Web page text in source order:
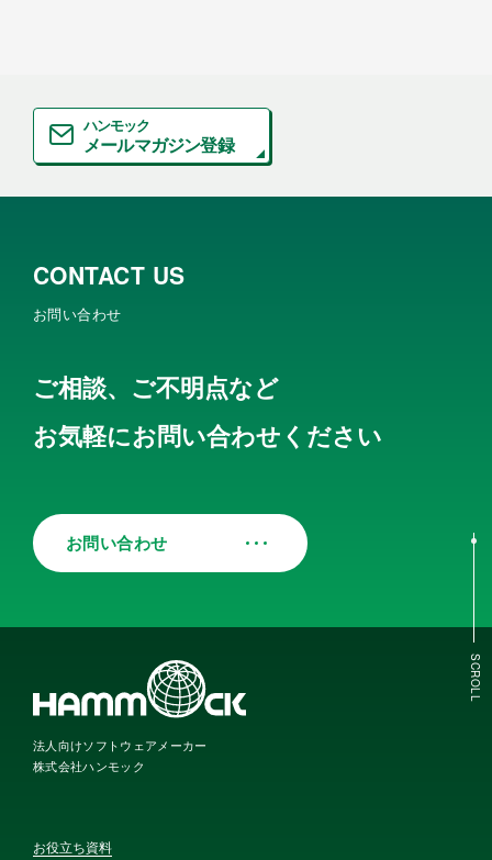
ハンモック
メールマガジン登録
CONTACT US
お問い合わせ
ご相談、ご不明点など
お気軽にお問い合わせください
お問い合わせ
SCROLL
法人向けソフトウェアメーカー
株式会社ハンモック
お役立ち資料